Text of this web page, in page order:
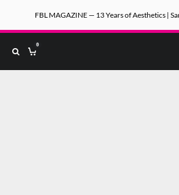
FBL MAGAZINE — 13 Years of Aesthetics |
0